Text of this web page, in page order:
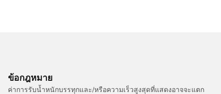
ข้อกฎหมาย
ค่าการรับน้ำหนักบรรทุกและ/หรือความเร็วสูงสุดที่แสดงอาจจะแตก